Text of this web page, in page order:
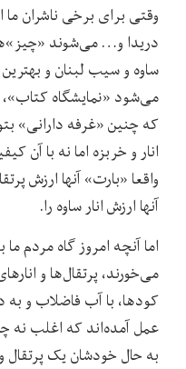
وقتی برای برخی ناشران
دریدا و… می‌شوند
ساوه و سیب لبنان و
می‌شود «نمایشگاه
که چنین «غرفه دارانی»
انار و خربزه اما نه با
واقعا «بارت» آنها ارزش
آنها ارزش انار ساوه را.
اما آنچه امروز گاه مردم
می‌خورند، پرتقال‌ها و
کودها، با آب فاضلاب و به
عمل آمده‌اند که اغلب نه
به حال خودشان یک پرتقال و